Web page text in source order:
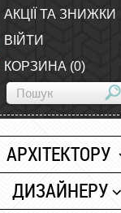
АКЦІЇ ТА ЗНИЖКИ
ВІЙТИ
КОРЗИНА (0)
АРХІТЕКТОРУ
Папір
ДИЗАЙНЕРУ